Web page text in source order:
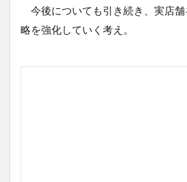
今後についても引き続き、実店
略を強化していく考え。